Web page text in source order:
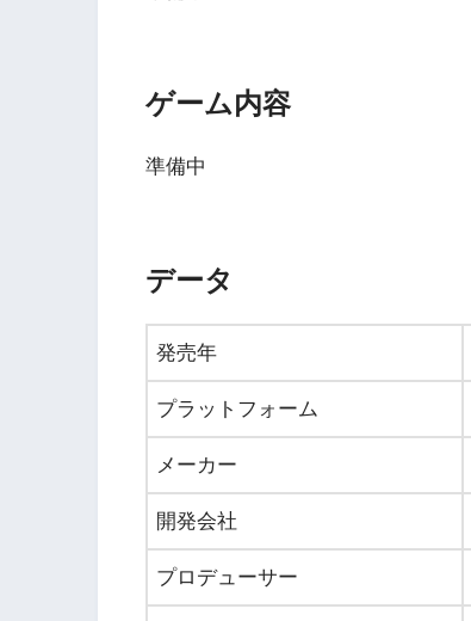
ゲーム内容
準備中
データ
発売年
プラットフォーム
メーカー
開発会社
プロデューサー